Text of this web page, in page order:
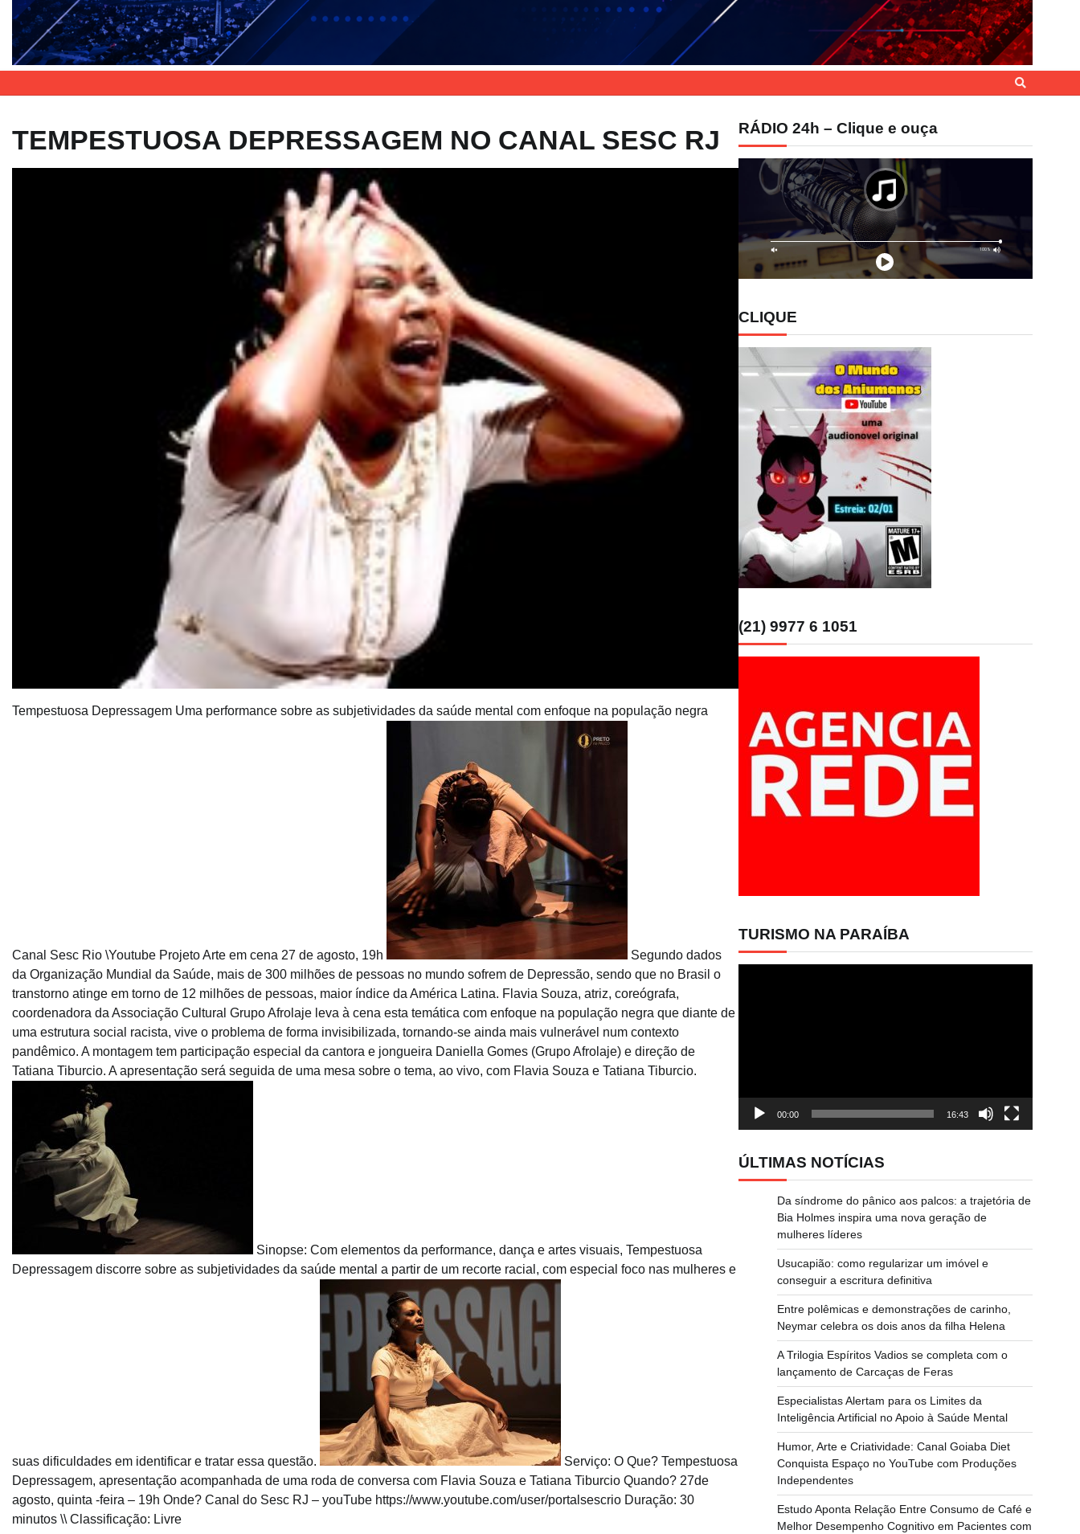
TEMPESTUOSA DEPRESSAGEM NO CANAL SESC RJ
Tempestuosa Depressagem Uma performance sobre as subjetividades da saúde mental com enfoque na população negra
Canal Sesc Rio \Youtube Projeto Arte em cena 27 de agosto, 19h
Segundo dados
da Organização Mundial da Saúde, mais de 300 milhões de pessoas no mundo sofrem de Depressão, sendo que no Brasil o
transtorno atinge em torno de 12 milhões de pessoas, maior índice da América Latina. Flavia Souza, atriz, coreógrafa,
coordenadora da Associação Cultural Grupo Afrolaje leva à cena esta temática com enfoque na população negra que diante de
uma estrutura social racista, vive o problema de forma invisibilizada, tornando-se ainda mais vulnerável num contexto
pandêmico. A montagem tem participação especial da cantora e jongueira Daniella Gomes (Grupo Afrolaje) e direção de
Tatiana Tiburcio. A apresentação será seguida de uma mesa sobre o tema, ao vivo, com Flavia Souza e Tatiana Tiburcio.
Sinopse: Com elementos da performance, dança e artes visuais, Tempestuosa
Depressagem discorre sobre as subjetividades da saúde mental a partir de um recorte racial, com especial foco nas mulheres e
suas dificuldades em identificar e tratar essa questão.
Serviço: O Que? Tempestuosa
Depressagem, apresentação acompanhada de uma roda de conversa com Flavia Souza e Tatiana Tiburcio Quando? 27de
agosto, quinta -feira – 19h Onde? Canal do Sesc RJ – youTube https://www.youtube.com/user/portalsescrio Duração: 30
minutos \\ Classificação: Livre
RÁDIO 24h – Clique e ouça
CLIQUE
(21) 9977 6 1051
TURISMO NA PARAÍBA
00:00 16:43
ÚLTIMAS NOTÍCIAS
Da síndrome do pânico aos palcos: a trajetória de
Bia Holmes inspira uma nova geração de
mulheres líderes
Usucapião: como regularizar um imóvel e
conseguir a escritura definitiva
Entre polêmicas e demonstrações de carinho,
Neymar celebra os dois anos da filha Helena
A Trilogia Espíritos Vadios se completa com o
lançamento de Carcaças de Feras
Especialistas Alertam para os Limites da
Inteligência Artificial no Apoio à Saúde Mental
Humor, Arte e Criatividade: Canal Goiaba Diet
Conquista Espaço no YouTube com Produções
Independentes
Estudo Aponta Relação Entre Consumo de Café e
Melhor Desempenho Cognitivo em Pacientes com